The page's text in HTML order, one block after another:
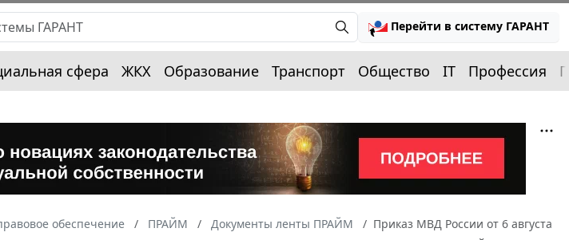
Перейти в систему ГАРАНТ
сфера ЖКХ Образование Транспорт Общество IT Профессия
обеспечение ПРАЙМ Документы ленты ПРАЙМ
Приказ МВД России от 6 августа